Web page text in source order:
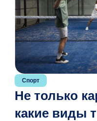
Спорт
Не только
какие виды